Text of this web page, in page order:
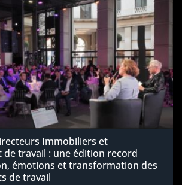
Immobiliers et
de travail : une édition record
émotions et transformation des
de travail